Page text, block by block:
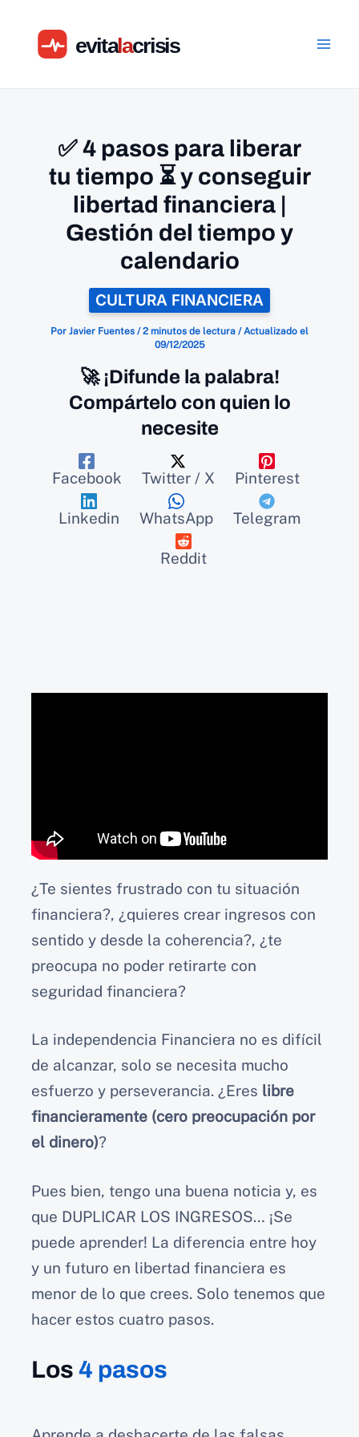
contenido
✅ 4 pasos para liberar
tu tiempo ⏳ y conseguir
libertad financiera |
Gestión del tiempo y
calendario
CULTURA FINANCIERA
Por Javier Fuentes /2 minutos de lectura /Actualizado el
09/12/2025
🚀 ¡Difunde la palabra!
Compártelo con quien lo
necesite
Facebook Twitter / X Pinterest
Linkedin WhatsApp Telegram
Reddit
¿Te sientes frustrado con tu situación
financiera?, ¿quieres crear ingresos con
sentido y desde la coherencia?, ¿te
preocupa no poder retirarte con
seguridad financiera?
La independencia Financiera no es difícil
de alcanzar, solo se necesita mucho
esfuerzo y perseverancia. ¿Eres libre
financieramente (cero preocupación por
el dinero)?
Pues bien, tengo una buena noticia y, es
que DUPLICAR LOS INGRESOS… ¡Se
puede aprender! La diferencia entre hoy
y un futuro en libertad financiera es
menor de lo que crees. Solo tenemos que
hacer estos cuatro pasos.
Los 4 pasos